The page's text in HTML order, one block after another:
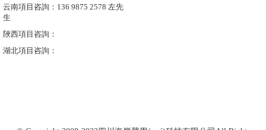
云南項目咨詢：136 9875 2578 左先
生
陜西項目咨詢：
湖北項目咨詢：